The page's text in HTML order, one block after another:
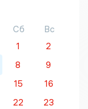
Сб
Вс
1
2
8
9
15
16
22
23